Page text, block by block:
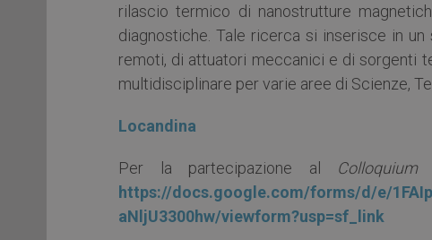
rilascio termico di nanostrutture
diagnostiche. Tale ricerca si inserisce in
remoti, di attuatori meccanici e di sorgenti
multidisciplinare per varie aree di Scienze,
Locandina
Per la partecipazione al Colloquium
https://docs.google.com/forms/d/e/
aNljU3300hw/viewform?usp=sf_link